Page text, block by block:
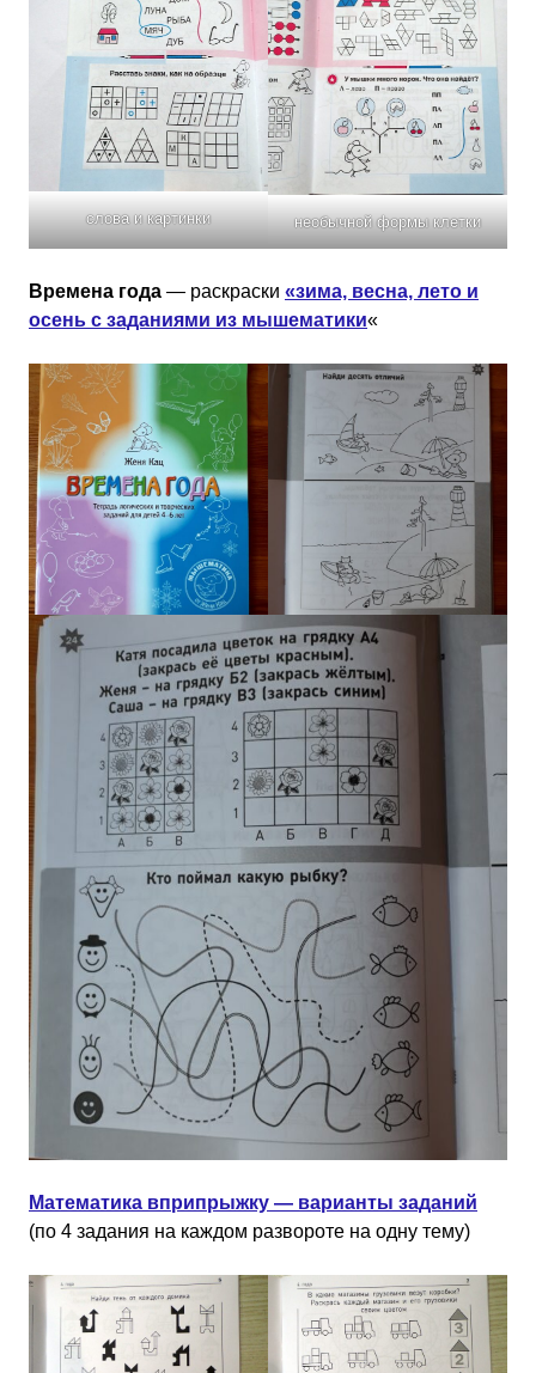
слова и картинки необычной формы клетки
Времена года — раскраски «зима, весна, лето и
осень с заданиями из мышематики«
Математика вприпрыжку — варианты заданий
(по 4 задания на каждом развороте на одну тему)